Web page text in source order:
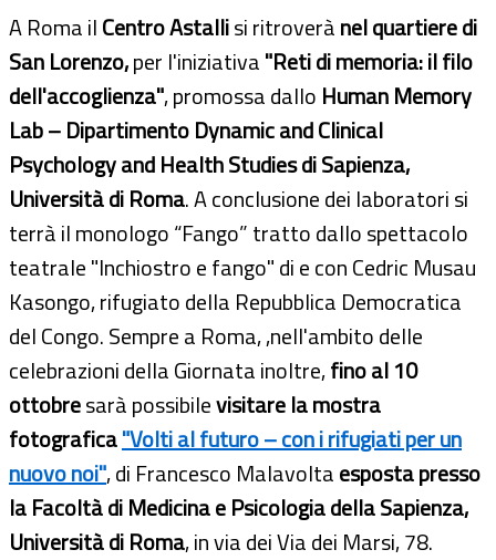
A Roma ilCentro Astallisi ritroverànel quartiere di
San Lorenzo,per l'iniziativa"Reti di memoria: il filo
dell'accoglienza", promossa dallo Human Memory
Lab – Dipartimento Dynamic and Clinical
Psychology and Health Studies di Sapienza,
Università di Roma. A conclusione dei laboratori si
terrà il monologo “Fango” tratto dallo spettacolo
teatrale "Inchiostro e fango" di e con Cedric Musau
Kasongo, rifugiato della Repubblica Democratica
del Congo. Sempre a Roma, ,nell'ambito delle
celebrazioni della Giornata inoltre,fino al 10
ottobresarà possibilevisitare la mostra
fotografica"Volti al futuro – con i rifugiati per un
nuovo noi", di Francesco Malavoltaesposta presso
la Facoltà di Medicina e Psicologia della Sapienza,
Università di Roma, in via dei Via dei Marsi, 78.